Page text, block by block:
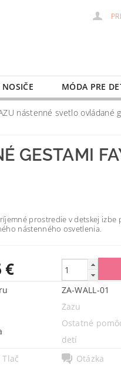
MÓDA PRE
SLUŽBY
O NÁKUPE
nástenné svetlo ovládané
GESTAMI
prostredie v detskej izbe
nástenného osvetlenia.
€
ZA-WALL-01
Zazu
Ostatné
detí
Tlač
Otázka